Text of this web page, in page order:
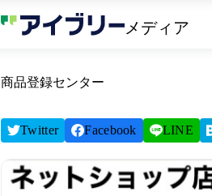
メディア
商品登録センター
Twitter Facebook LINE